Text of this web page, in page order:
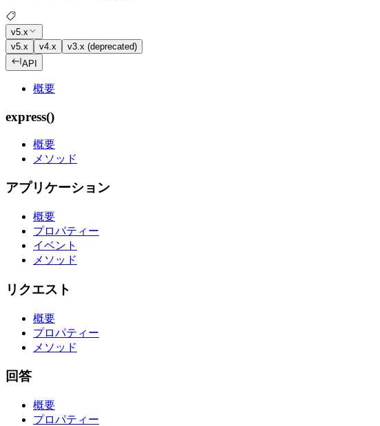
v5.x
v5.x
v4.x
v3.x (deprecated)
API
概要
express()
概要
メソッド
アプリケーション
概要
プロパティー
イベント
メソッド
リクエスト
概要
プロパティー
メソッド
回答
概要
プロパティー